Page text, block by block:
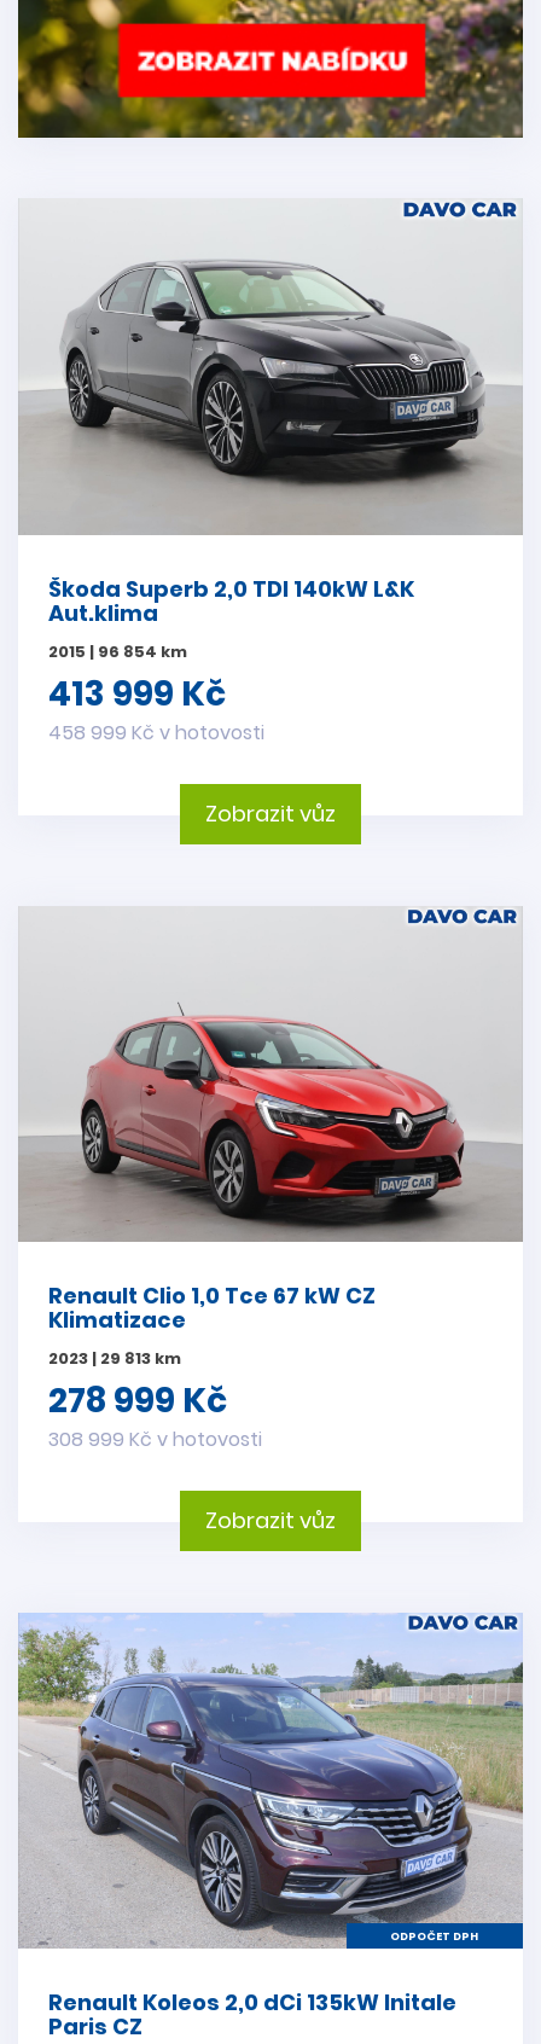
Škoda Superb 2,0 TDI 140kW L&K
Aut.klima
2015 | 96 854 km
413 999 Kč
458 999 Kč v hotovosti
Zobrazit vůz
Renault Clio 1,0 Tce 67 kW CZ
Klimatizace
2023 | 29 813 km
278 999 Kč
308 999 Kč v hotovosti
Zobrazit vůz
ODPOČET DPH
Renault Koleos 2,0 dCi 135kW Initale
Paris CZ